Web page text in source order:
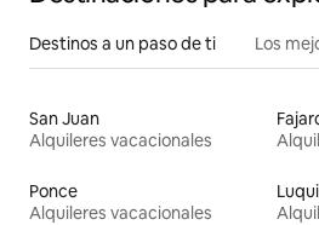
Destinos a un paso de ti Los
San Juan
Alquileres vacacionales
Ponce
Alquileres vacacionales